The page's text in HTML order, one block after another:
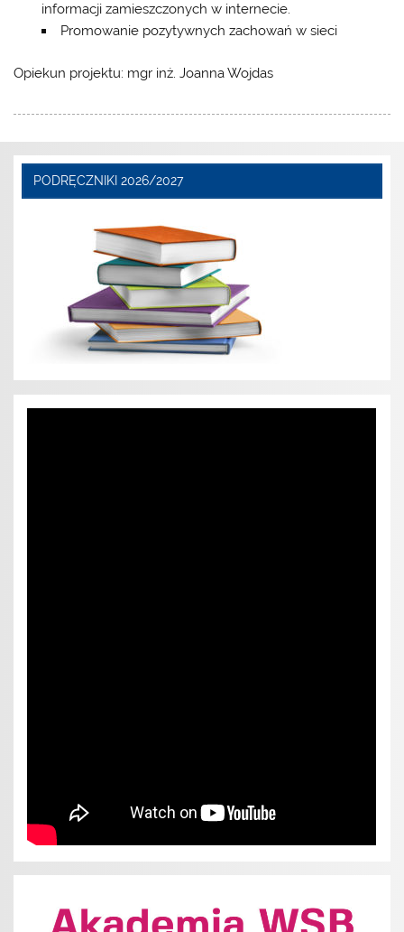
informacji zamieszczonych w internecie.
Promowanie pozytywnych zachowań w sieci
Opiekun projektu: mgr inż. Joanna Wojdas
PODRĘCZNIKI 2026/2027